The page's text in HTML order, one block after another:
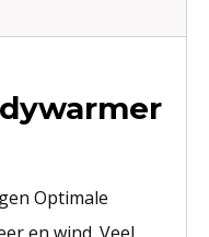
Optimale